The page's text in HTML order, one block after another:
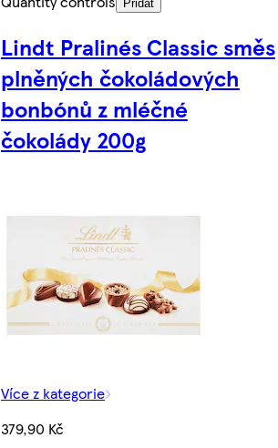
Přidat
Lindt Pralinés Classic směs
plněných čokoládových
bonbónů z mléčné
čokolády 200g
Více z kategorie
379,90 Kč